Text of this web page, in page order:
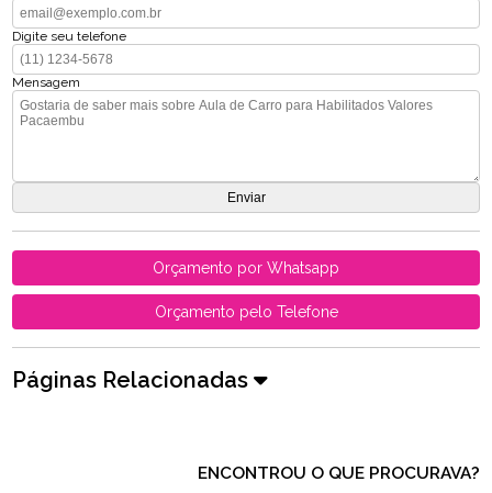
Digite seu telefone
Mensagem
Orçamento por Whatsapp
Orçamento pelo Telefone
Páginas Relacionadas
ENCONTROU O QUE PROCURAVA?